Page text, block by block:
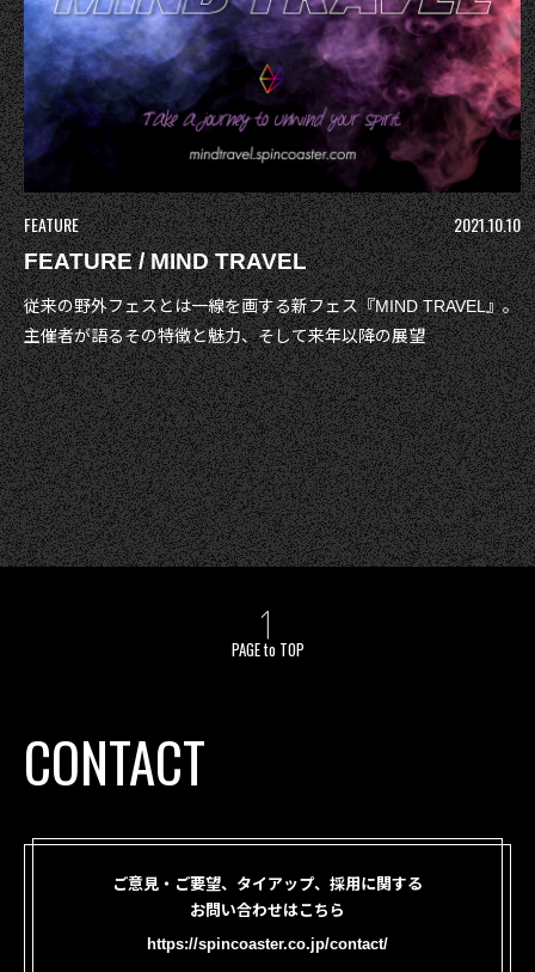
FEATURE
2021.10.10
FEATURE / MIND TRAVEL
従来の野外フェスとは一線を画する新フェス『MIND TRAVEL』。
主催者が語るその特徴と魅力、そして来年以降の展望
PAGE to TOP
CONTACT
ご意見・ご要望、タイアップ、採用に関する
お問い合わせはこちら
https://spincoaster.co.jp/contact/